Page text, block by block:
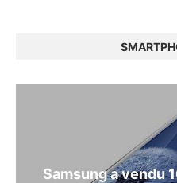
Samsung a vendu